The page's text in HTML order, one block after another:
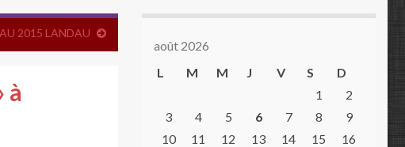
2015 LANDAU
à
août 2026
L
M M J V S
D
1
2
3
4 5 6 7 8
9
10
11 12 13 14 15
16